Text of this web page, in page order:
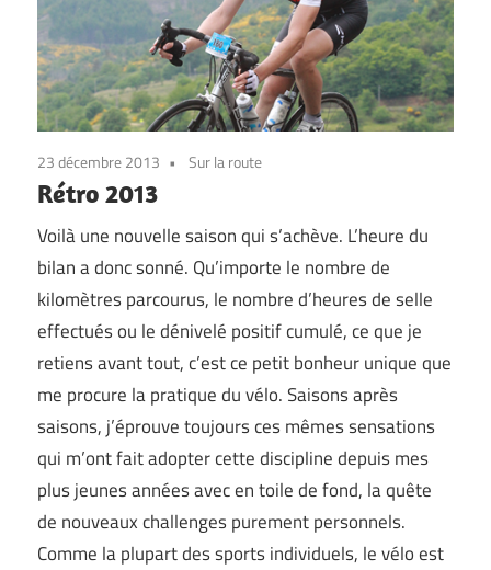
23 décembre 2013 Sur la route
Rétro 2013
Voilà une nouvelle saison qui s’achève. L’heure du
bilan a donc sonné. Qu’importe le nombre de
kilomètres parcourus, le nombre d’heures de selle
effectués ou le dénivelé positif cumulé, ce que je
retiens avant tout, c’est ce petit bonheur unique que
me procure la pratique du vélo. Saisons après
saisons, j’éprouve toujours ces mêmes sensations
qui m’ont fait adopter cette discipline depuis mes
plus jeunes années avec en toile de fond, la quête
de nouveaux challenges purement personnels.
Comme la plupart des sports individuels, le vélo est